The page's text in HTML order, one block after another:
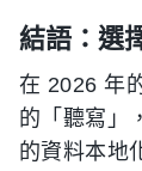
結語：選
在 2026 年
的「聽寫」
的資料本地